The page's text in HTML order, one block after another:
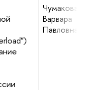
Чумакова
Варвара
Павловна